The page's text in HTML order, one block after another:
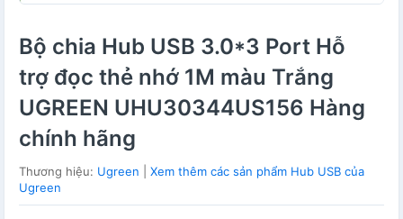
Bộ chia Hub USB 3.0*3 Port Hỗ
trợ đọc thẻ nhớ 1M màu Trắng
UGREEN UHU30344US156 Hàng
chính hãng
Thương hiệu: Ugreen
Xem thêm các sản phẩm Hub USB của
Ugreen